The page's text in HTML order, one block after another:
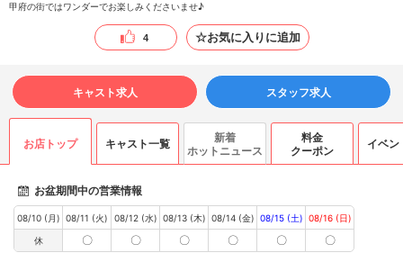
甲府の街ではワンダーでお楽しみくださいませ♪
4 ☆お気に入りに追加
キャスト求人 スタッフ求人
お店トップ キャスト一覧
新着
ホットニュース
料金
クーポン
イベン
お盆期間中の営業情報
08/10 (月)
休
08/11 (火)
〇
08/12 (水)
〇
08/13 (木)
〇
08/14 (金)
〇
08/15 (土)
〇
08/16 (日)
〇